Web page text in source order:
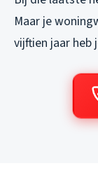
Maar je
vijftien jaar heb